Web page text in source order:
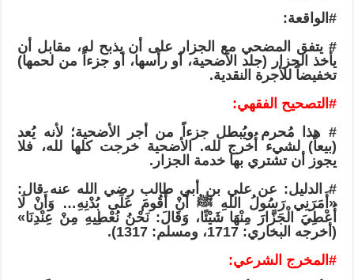
#الواقعة:
# يتفق المضحي مع الجزار على أن يذبح له، مقابل أن
يأخذ الجزار (جلد الأضحية، أو رأسها، أو جزءاً من لحمها)
تخفيضاً للأجرة النقدية.
#التصحيح الفقهي:
# هذا مُحرم ويُبطل جزءاً من أجر الأضحية؛ لأنه يُعد
(بيعاً) لشيء أُخرج لله. الأضحية خرجت كلها لله، فلا
يجوز أن تشتري بها خدمة الجزار.
# الدليل: عن علي بن أبي طالب رضي الله عنه قال:
«أَمَرَنِي رَسُولُ اللهِ ﷺ أَنْ أَقُومَ عَلَى بُدْنِهِ… وَأَنْ لَا
أُعْطِيَ الْجَزَّارَ مِنْهَا شَيْئًا، وَقَالَ: نَحْنُ نُعْطِيهِ مِنْ عِنْدِنَا»
(أخرجه البخاري: 1717، ومسلم: 1317).
#المخرج الشرعي: